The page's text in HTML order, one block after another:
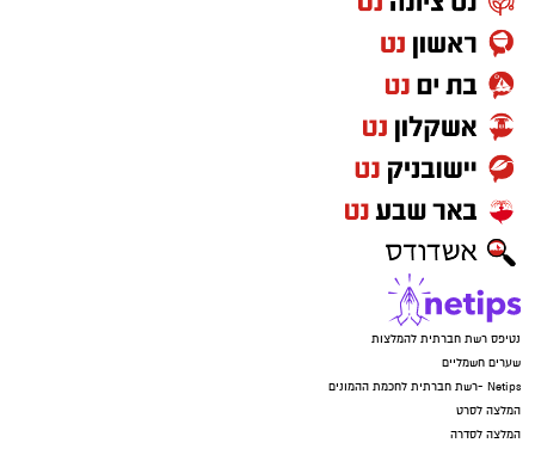
נטיפס רשת חברתית להמלצות
שערים חשמליים
Netips -רשת חברתית לחכמת ההמונים
המלצה לסרט
המלצה לסדרה